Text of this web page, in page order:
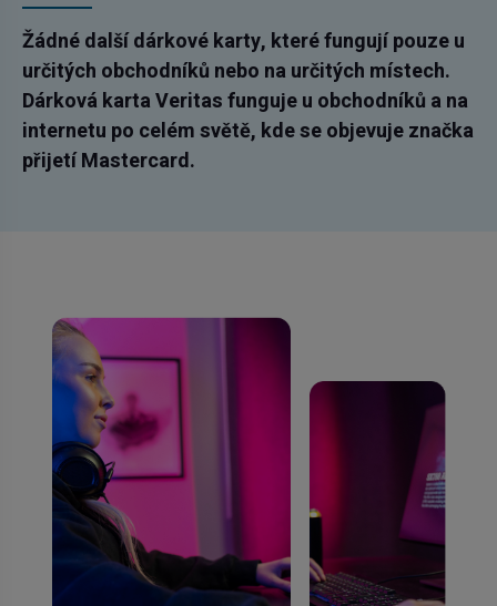
Žádné další dárkové karty, které fungují pouze u
určitých obchodníků nebo na určitých místech.
Dárková karta Veritas funguje u obchodníků a na
internetu po celém světě, kde se objevuje značka
přijetí Mastercard.